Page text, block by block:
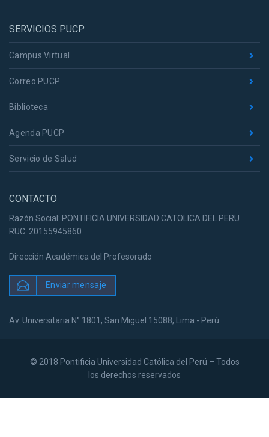
SERVICIOS PUCP
Campus Virtual
Correo PUCP
Biblioteca
Agenda PUCP
Servicio de Salud
CONTACTO
Razón Social: PONTIFICIA UNIVERSIDAD CATOLICA DEL PERU
RUC: 20155945860
Dirección Académica del Profesorado
Enviar mensaje
Av. Universitaria N° 1801, San Miguel 15088, Lima - Perú
© 2018 Pontificia Universidad Católica del Perú – Todos
los derechos reservados